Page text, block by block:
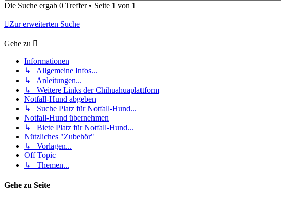
Die Suche ergab 0 Treffer • Seite 1 von 1
Zur erweiterten Suche
Gehe zu
Informationen
↳ Allgemeine Infos...
↳ Anleitungen...
↳ Weitere Links der Chihuahuaplattform
Notfall-Hund abgeben
↳ Suche Platz für Notfall-Hund...
Notfall-Hund übernehmen
↳ Biete Platz für Notfall-Hund...
Nützliches "Zubehör"
↳ Vorlagen...
Off Topic
↳ Themen...
Gehe zu Seite